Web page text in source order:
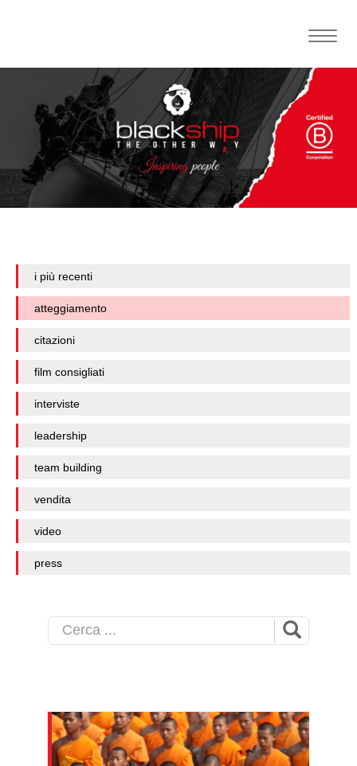
Toggle
i più recenti
atteggiamento
citazioni
film consigliati
interviste
leadership
team building
vendita
video
press